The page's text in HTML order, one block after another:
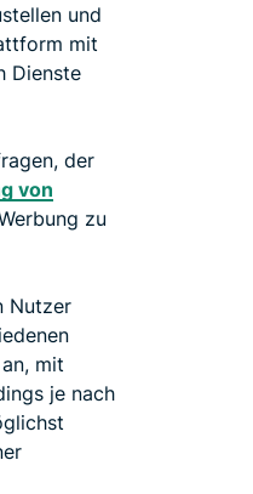
und
mit
Dienste
der
von
zu
Nutzer
mit
je nach